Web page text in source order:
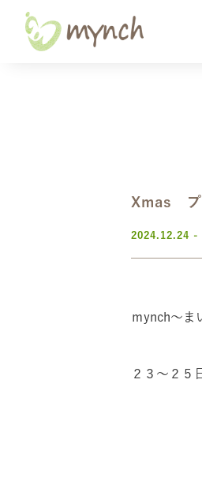
Xmas プ
2024.12.24 -
ｍynch～ま
２３～２５​